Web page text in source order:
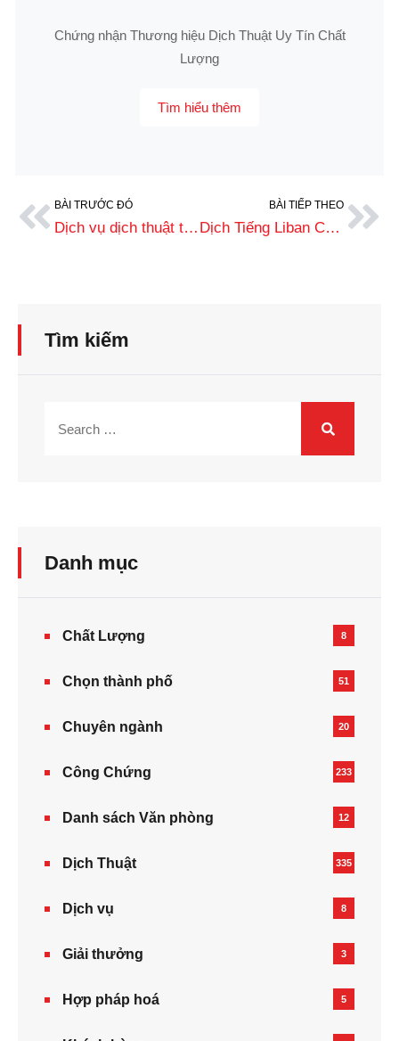
Chứng nhận Thương hiệu Dịch Thuật Uy Tín Chất
Lượng
Tìm hiểu thêm
BÀI TRƯỚC ĐÓ
Dịch vụ dịch thuật tiếng Campuchia chuyên nghiệp trong kinh doanh
BÀI TIẾP THEO
Dịch Tiếng Liban Chính Xác Nhất, Uy Tín Từ Năm 2008
Tìm kiếm
Danh mục
Chất Lượng 8
Chọn thành phố 51
Chuyên ngành 20
Công Chứng 233
Danh sách Văn phòng 12
Dịch Thuật 335
Dịch vụ 8
Giải thưởng 3
Hợp pháp hoá 5